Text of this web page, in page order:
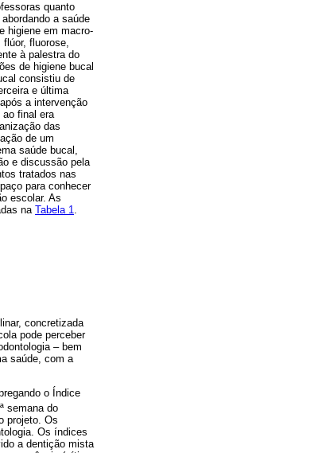
quanto
a saúde
higiene em macro-
fluorose,
à palestra do
de higiene bucal
consistiu de
e última
a intervenção
final era
das
de um
saúde bucal,
e discussão pela
tratados nas
para conhecer
escolar. As
na Tabela 1.
concretizada
pode perceber
– bem
saúde, com a
o Índice
semana do
projeto. Os
Os índices
a dentição mista